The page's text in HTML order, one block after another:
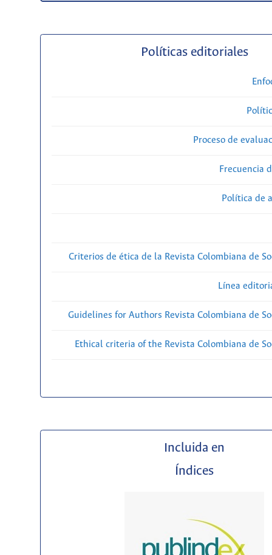
Políticas editoriales
Proceso de
Frecuencia
Política de
Criterios de ética de la Revista Colombiana de
Línea
Guidelines for Authors Revista Colombiana de
Ethical criteria of the Revista Colombiana de
Incluida en
Índices